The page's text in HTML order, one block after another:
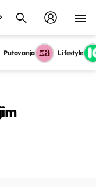
Putovanja Lifestyle